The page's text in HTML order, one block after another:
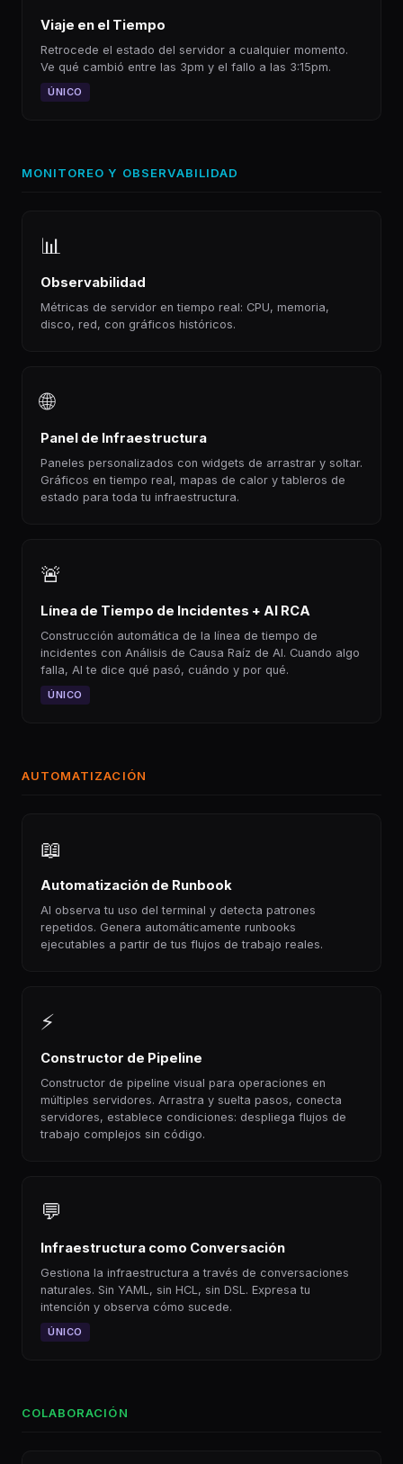
Viaje en el Tiempo
Retrocede el estado del servidor a cualquier momento.
Ve qué cambió entre las 3pm y el fallo a las 3:15pm.
ÚNICO
MONITOREO Y OBSERVABILIDAD
📊
Observabilidad
Métricas de servidor en tiempo real: CPU, memoria,
disco, red, con gráficos históricos.
🌐
Panel de Infraestructura
Paneles personalizados con widgets de arrastrar y soltar.
Gráficos en tiempo real, mapas de calor y tableros de
estado para toda tu infraestructura.
🚨
Línea de Tiempo de Incidentes + AI RCA
Construcción automática de la línea de tiempo de
incidentes con Análisis de Causa Raíz de AI. Cuando algo
falla, AI te dice qué pasó, cuándo y por qué.
ÚNICO
AUTOMATIZACIÓN
📖
Automatización de Runbook
AI observa tu uso del terminal y detecta patrones
repetidos. Genera automáticamente runbooks
ejecutables a partir de tus flujos de trabajo reales.
⚡
Constructor de Pipeline
Constructor de pipeline visual para operaciones en
múltiples servidores. Arrastra y suelta pasos, conecta
servidores, establece condiciones: despliega flujos de
trabajo complejos sin código.
💬
Infraestructura como Conversación
Gestiona la infraestructura a través de conversaciones
naturales. Sin YAML, sin HCL, sin DSL. Expresa tu
intención y observa cómo sucede.
ÚNICO
COLABORACIÓN